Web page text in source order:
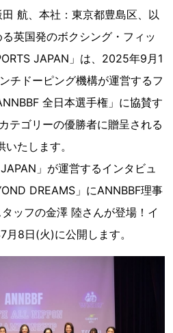
航、本社：東京都豊島区、以
英国発のボクシング・フィッ
JAPAN」は、2025年9月1
チドーピング機構が運営するフ
全日本選手権」に協賛す
テゴリーの優勝者に贈呈される
たします。
」が運営するインタビュ
DREAMS」にANNBBF理事
ッフの金澤 陸さんが登場！イ
8日(火)に公開します。